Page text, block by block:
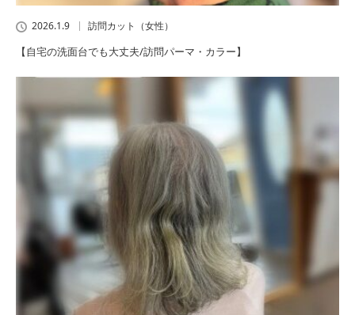
2026.1.9 訪問カット（女性）
【自宅の洗面台でも大丈夫/訪問パーマ・カラー】